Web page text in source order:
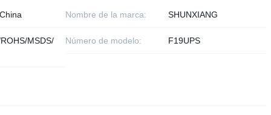
Nombre de la marca: SHUNXIANG
MSDS/
Número de modelo: F19UPS